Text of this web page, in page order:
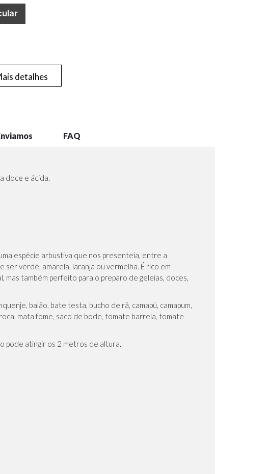
detalhes
doce e ácida.
espécie arbustiva que nos presenteia, entre a
verde, amarela, laranja ou vermelha. É rico em
também perfeito para o preparo de geleias, doces,
balão, bate testa, bucho de rã, camapú, camapum,
mata fome, saco de bode, tomate barrela, tomate
pode atingir os 2 metros de altura.
FAQ